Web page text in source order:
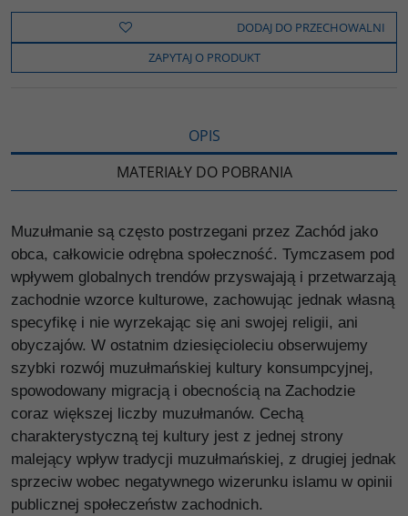
e
o
k
t
t
e
o
y
i
n
k
z
e
l
s
DODAJ DO PRZECHOWALNI
ZAPYTAJ O PRODUKT
OPIS
MATERIAŁY DO POBRANIA
Muzułmanie są często postrzegani przez Zachód jako
obca, całkowicie odrębna społeczność. Tymczasem pod
wpływem globalnych trendów przyswajają i przetwarzają
zachodnie wzorce kulturowe, zachowując jednak własną
specyfikę i nie wyrzekając się ani swojej religii, ani
obyczajów. W ostatnim dziesięcioleciu obserwujemy
szybki rozwój muzułmańskiej kultury konsumpcyjnej,
spowodowany migracją i obecnością na Zachodzie
coraz większej liczby muzułmanów. Cechą
charakterystyczną tej kultury jest z jednej strony
malejący wpływ tradycji muzułmańskiej, z drugiej jednak
sprzeciw wobec negatywnego wizerunku islamu w opinii
publicznej społeczeństw zachodnich.